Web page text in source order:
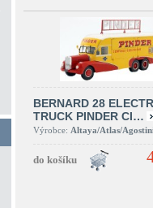
BERNARD 28
TRUCK PINDER CI…
Výrobce: Altaya/Atlas/